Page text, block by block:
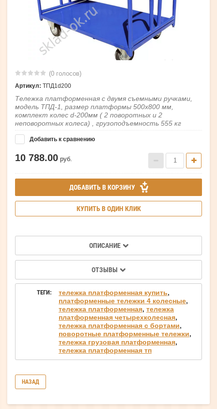
(0 голосов)
Артикул: ТПД1d200
Тележка платформенная с двумя съемными ручками,
модель ТПД-1, размер платформы 500х800 мм,
комплект колес d-200мм ( 2 поворотных и 2
неповоротных колеса) , грузоподъемность 555 кг
Добавить к сравнению
10 788.00 руб.
ДОБАВИТЬ В КОРЗИНУ
КУПИТЬ В ОДИН КЛИК
ОПИСАНИЕ
ОТЗЫВЫ
ТЕГИ: тележка платформенная купить,
платформенные тележки 4 колесные,
тележка платформенная, тележка
платформенная четырехколесная,
тележка платформенная с бортами,
поворотные платформенные тележки,
тележка грузовая платформенная,
тележка платформенная тп
НАЗАД